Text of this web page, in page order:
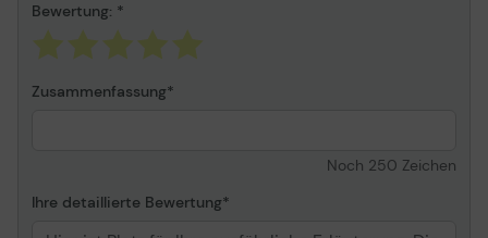
Bewertung:
Zusammenfassung
Noch 250 Zeichen
Ihre detaillierte Bewertung